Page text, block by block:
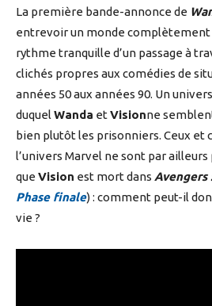
La première bande-annonce de
entrevoir un monde complètement
rythme tranquille d’un passage à
clichés propres aux comédies de
années 50 aux années 90. Un univers
duquel Wanda etVisionne
bien plutôt les prisonniers. Ceux et
l’univers Marvel ne sont par ailleurs
que Vision est mort dans Avengers
Phase finale) : comment peut-il
vie ?